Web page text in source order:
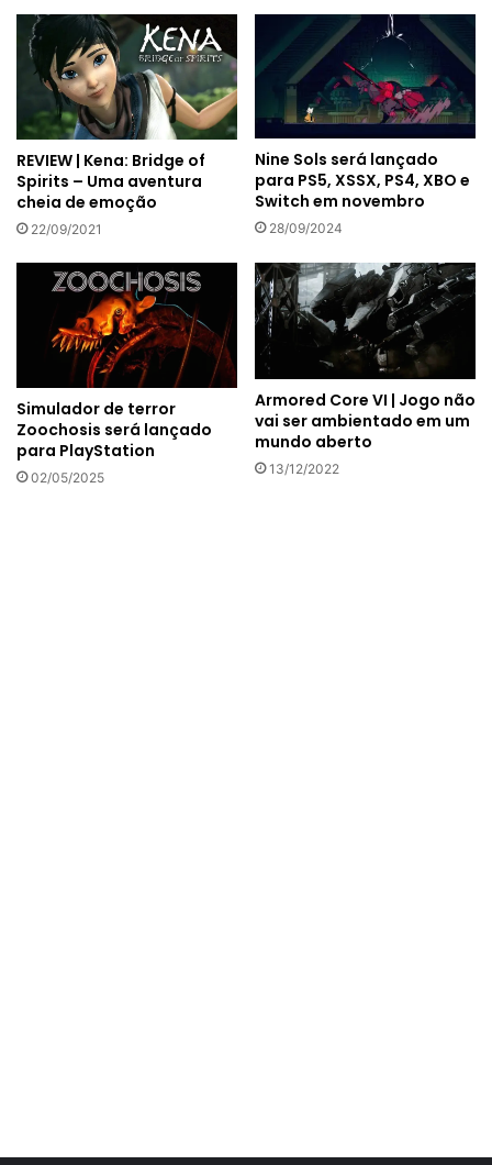
REVIEW | Kena: Bridge of
Spirits – Uma aventura
cheia de emoção
22/09/2021
Nine Sols será lançado
para PS5, XSSX, PS4, XBO e
Switch em novembro
28/09/2024
Simulador de terror
Zoochosis será lançado
para PlayStation
02/05/2025
Armored Core VI | Jogo não
vai ser ambientado em um
mundo aberto
13/12/2022